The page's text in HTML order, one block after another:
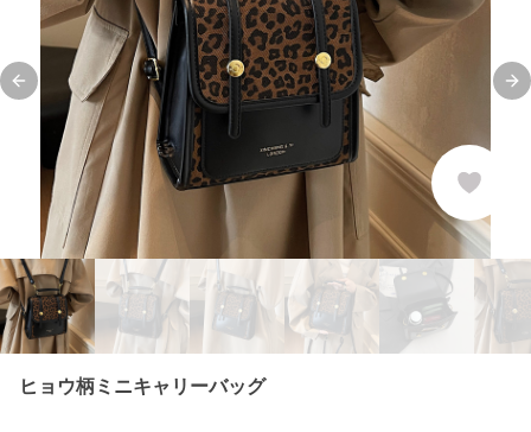
Previous slide
ヒョウ柄ミニキャリーバッグ